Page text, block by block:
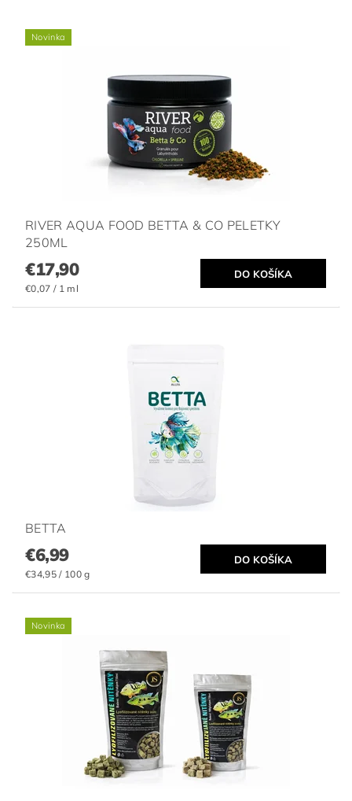
Novinka
RIVER AQUA FOOD BETTA & CO PELETKY
250ML
€17,90
€0,07 / 1 ml
BETTA
€6,99
€34,95 / 100 g
Novinka